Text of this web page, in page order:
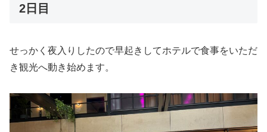
2日目
せっかく夜入りしたので早起きしてホテルで食事をいただ
き観光へ動き始めます。